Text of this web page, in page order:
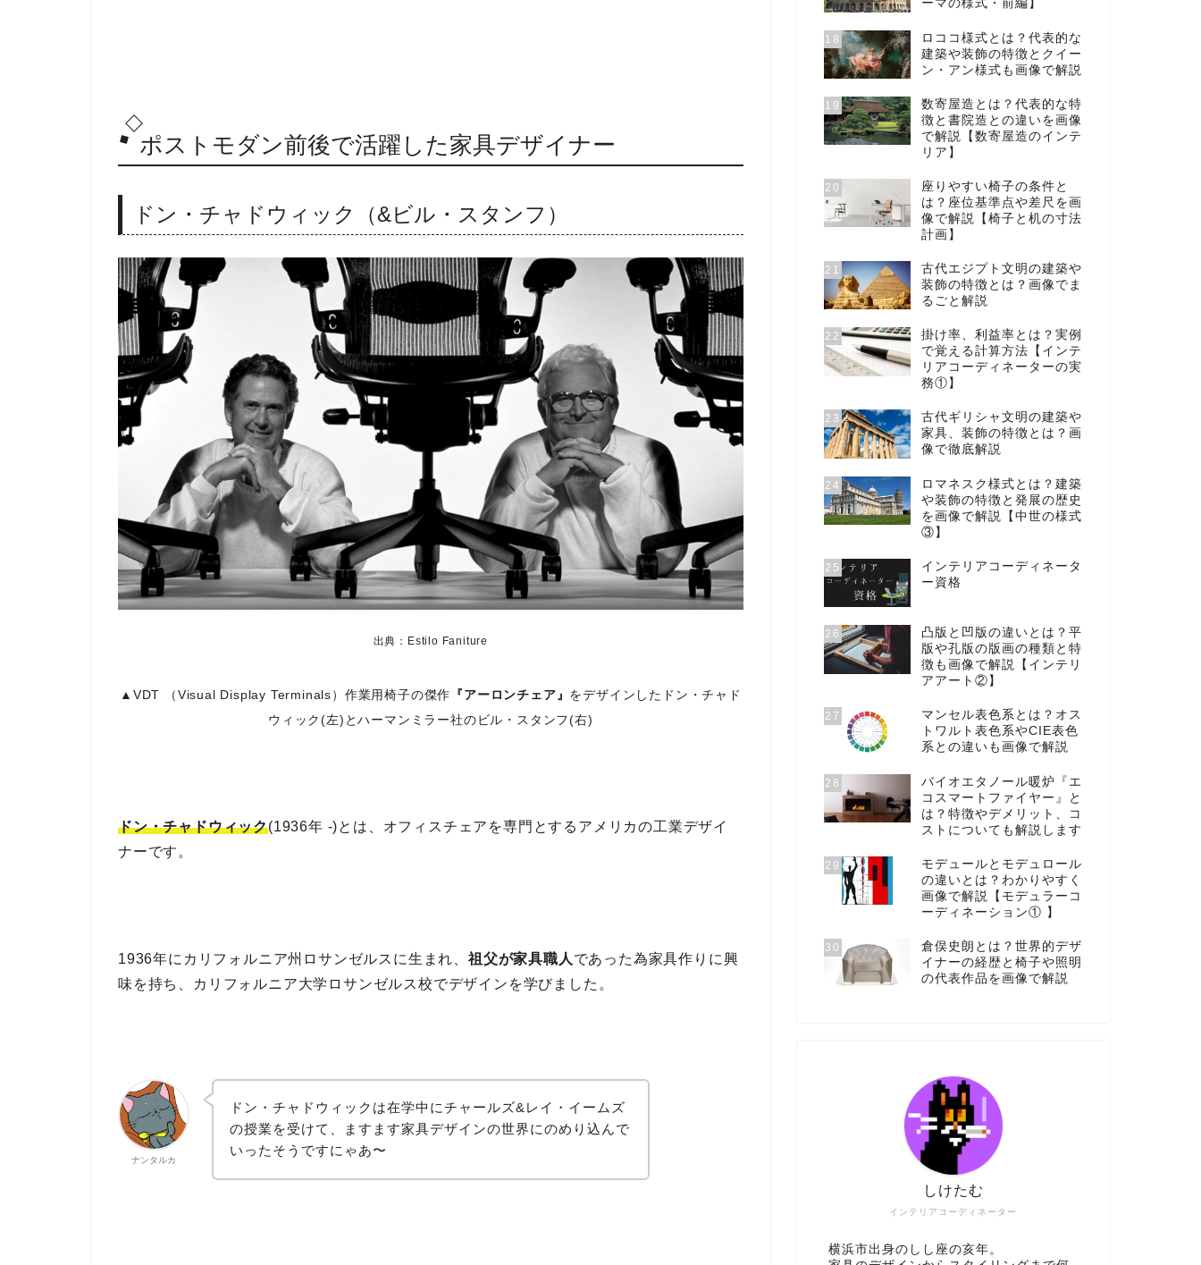
ポストモダン前後で活躍した家具デザイナー
ドン・チャドウィック（&ビル・スタンフ）
出典：Estilo Faniture
▲VDT （Visual Display Terminals）作業用椅子の傑作 『アーロンチェア』 をデザインしたドン・チャド
ウィック(左)とハーマンミラー社のビル・スタンフ(右)
ドン・チャドウィック(1936年 -)とは、オフィスチェアを専門とするアメリカの工業デザイ
ナーです。
1936年にカリフォルニア州ロサンゼルスに生まれ、 祖父が家具職人 であった為家具作りに興
味を持ち、カリフォルニア大学ロサンゼルス校でデザインを学びました。
ナンタルカ
ドン・チャドウィックは在学中にチャールズ&レイ・イームズ
の授業を受けて、ますます家具デザインの世界にのめり込んで
いったそうですにゃあ〜
ーマの様式・前編】
18
ロココ様式とは？代表的な
建築や装飾の特徴とクイー
ン・アン様式も画像で解説
19
数寄屋造とは？代表的な特
徴と書院造との違いを画像
で解説【数寄屋造のインテ
リア】
20
座りやすい椅子の条件と
は？座位基準点や差尺を画
像で解説【椅子と机の寸法
計画】
21
古代エジプト文明の建築や
装飾の特徴とは？画像でま
るごと解説
22
掛け率、利益率とは？実例
で覚える計算方法【インテ
リアコーディネーターの実
務①】
23
古代ギリシャ文明の建築や
家具、装飾の特徴とは？画
像で徹底解説
24
ロマネスク様式とは？建築
や装飾の特徴と発展の歴史
を画像で解説【中世の様式
③】
25
インテリアコーディネータ
ー資格
26
凸版と凹版の違いとは？平
版や孔版の版画の種類と特
徴も画像で解説【インテリ
アアート②】
27
マンセル表色系とは？オス
トワルト表色系やCIE表色
系との違いも画像で解説
28
バイオエタノール暖炉『エ
コスマートファイヤー』と
は？特徴やデメリット、コ
ストについても解説します
29
モデュールとモデュロール
の違いとは？わかりやすく
画像で解説【モデュラーコ
ーディネーション① 】
30
倉俣史朗とは？世界的デザ
イナーの経歴と椅子や照明
の代表作品を画像で解説
インテリアコーディネーター
しけたむ
横浜市出身のしし座の亥年。